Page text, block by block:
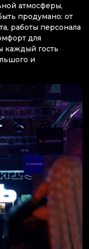
атмосферы,
продумано: от
работы персонала
для
каждый гость
и